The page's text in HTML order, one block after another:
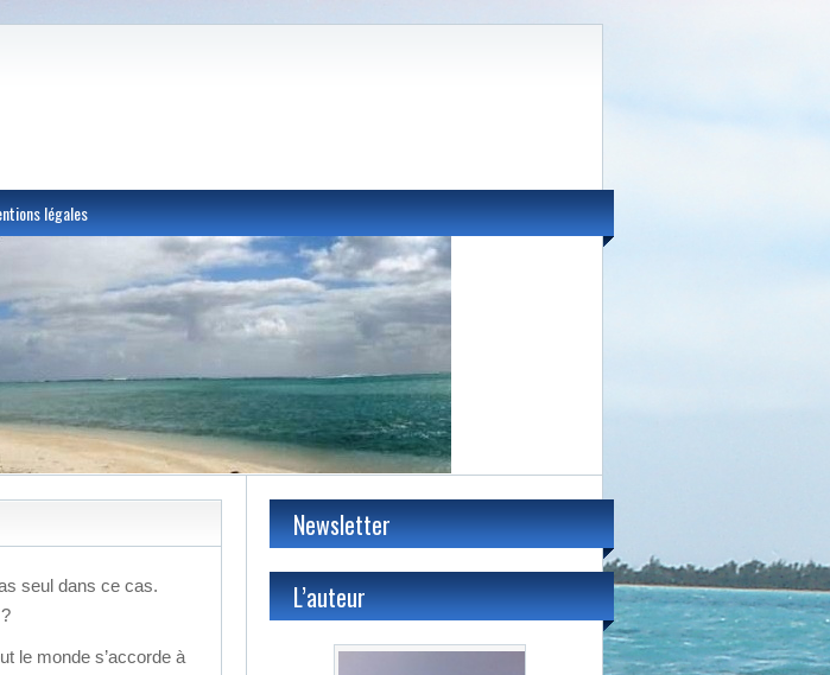
légales
seul dans ce cas.
le monde s’accorde à
Newsletter
L’auteur